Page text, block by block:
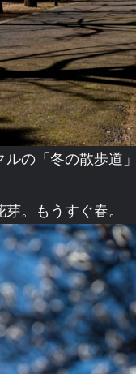
の「冬の散歩道
。もうすぐ春。